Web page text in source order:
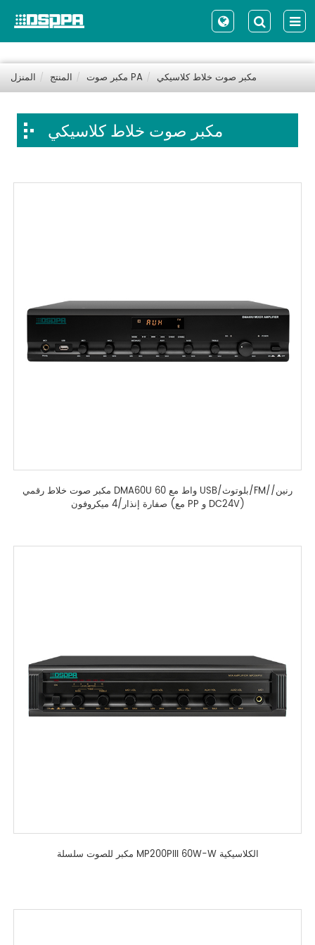
المنزل المنتج مكبر صوت PA مكبر صوت خلاط كلاسيكي
مكبر صوت خلاط كلاسيكي
مكبر صوت خلاط رقمي DMA60U 60 واط مع USB/بلوتوث/FM/رنين/
صفارة إنذار/4 ميكروفون (مع PP و DC24V)
مكبر للصوت سلسلة MP200PIII 60W-W الكلاسيكية